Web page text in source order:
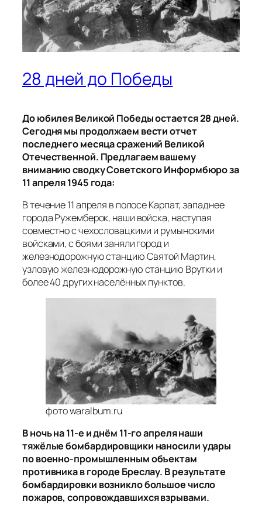
28 дней до Победы
До юбилея Великой Победы остается 28 дней.
Сегодня мы продолжаем вести отчет
последнего месяца сражений Великой
Отечественной. Предлагаем вашему
вниманию сводку Советского Информбюро за
11 апреля 1945 года:
В течение 11 апреля в полосе Карпат, западнее
города Ружемберок, наши войска, наступая
совместно с чехословацкими и румынскими
войсками, с боями заняли город и
железнодорожную станцию Святой Мартин,
узловую железнодорожную станцию Врутки и
более 40 других населённых пунктов.
фото waralbum.ru
В ночь на 11-е и днём 11-го апреля наши
тяжёлые бомбардировщики наносили удары
по военно-промышленным объектам
противника в городе Бреслау. В результате
бомбардировки возникло большое число
пожаров, сопровождавшихся взрывами.